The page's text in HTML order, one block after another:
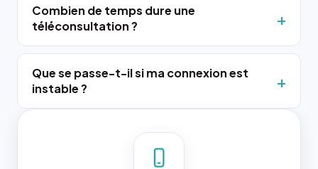
Combien de temps dure une
téléconsultation ?
Que se passe-t-il si ma connexion est
instable ?